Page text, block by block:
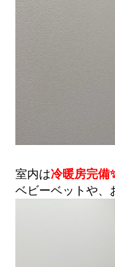
室内は冷暖房完備
ベビーベットや、